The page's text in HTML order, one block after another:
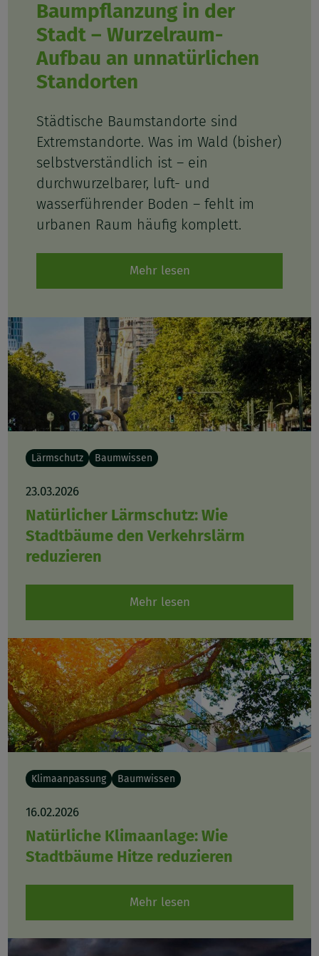
Baumpflanzung in der
Stadt – Wurzelraum-
Aufbau an unnatürlichen
Standorten
Städtische Baumstandorte sind
Extremstandorte. Was im Wald (bisher)
selbstverständlich ist – ein
durchwurzelbarer, luft- und
wasserführender Boden – fehlt im
urbanen Raum häufig komplett.
Mehr lesen
Lärmschutz Baumwissen
23.03.2026
Natürlicher Lärmschutz: Wie
Stadtbäume den Verkehrslärm
reduzieren
Mehr lesen
Klimaanpassung Baumwissen
16.02.2026
Natürliche Klimaanlage: Wie
Stadtbäume Hitze reduzieren
Mehr lesen